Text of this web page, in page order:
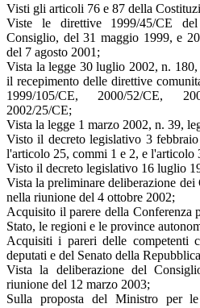
Visti gli articoli 76 e 87 della
Viste le direttive 1999/45/CE
Consiglio, del 31 maggio 1999, e
del 7 agosto 2001;
Vista la legge 30 luglio 2002, n.
il recepimento delle direttive
1999/105/CE, 2000/52/CE,
2002/25/CE;
Vista la legge 1 marzo 2002, n. 39,
Visto il decreto legislativo 3
l'articolo 25, commi 1 e 2, e l'articolo
Visto il decreto legislativo 16 luglio
Vista la preliminare deliberazione
nella riunione del 4 ottobre 2002;
Acquisito il parere della Conferenza
Stato, le regioni e le province
Acquisiti i pareri delle competenti
deputati e del Senato della
Vista la deliberazione del
riunione del 12 marzo 2003;
Sulla proposta del Ministro per